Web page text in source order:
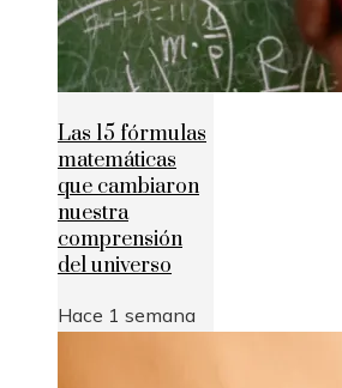
Las 15 fórmulas
matemáticas
que cambiaron
nuestra
comprensión
del universo
Hace 1 semana